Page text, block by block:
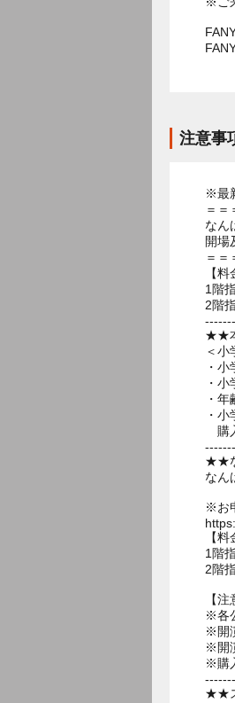
注意事
※最
＝＝
なん
開場
＝＝
【料
1階
2階
★★
＜小
・
・
・
・
購
★★
なん
※お
【料
1階
2階
【注
※各
※開
※開
※購
★★